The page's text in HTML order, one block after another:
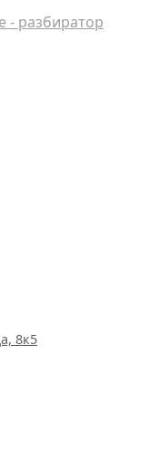
- разбиратор
8к5